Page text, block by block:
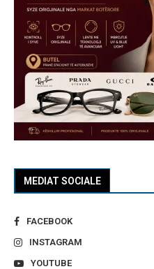
MEDIAT SOCIALE
FACEBOOK
INSTAGRAM
YOUTUBE